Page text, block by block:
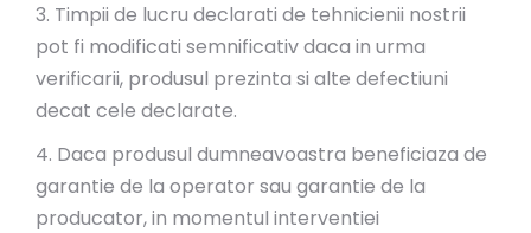
3. Timpii de lucru declarati de tehnicienii nostrii
pot fi modificati semnificativ daca in urma
verificarii, produsul prezinta si alte defectiuni
decat cele declarate.
4. Daca produsul dumneavoastra beneficiaza de
garantie de la operator sau garantie de la
producator, in momentul interventiei